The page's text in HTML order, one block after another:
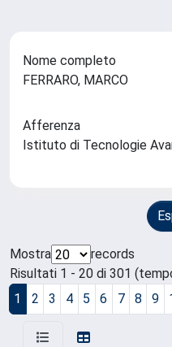
Nome completo
FERRARO, MARCO
Afferenza
Istituto di Tecnologie
Mostra
records
Risultati 1 - 20 di 301
1
2 3 4 5 6 7 8 9